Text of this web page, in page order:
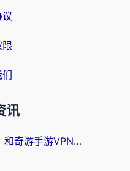
议
限
讯
ChickCN VPN好用吗？和奇游手游VPN对比哪个回国效果更好？海外党亲测实用指南